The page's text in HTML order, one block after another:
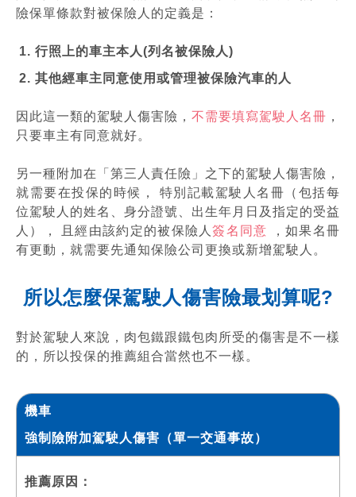
險保單條款對被保險人的定義是：
行照上的車主本人(列名被保險人)
其他經車主同意使用或管理被保險汽車的人
因此這一類的駕駛人傷害險， 不需要填寫駕駛人名冊 ，
只要車主有同意就好。
另一種附加在「第三人責任險」之下的駕駛人傷害險，
就需要在投保的時候， 特別記載駕駛人名冊（包括每
位駕駛人的姓名、身分證號、出生年月日及指定的受益
人）， 且經由該約定的被保險人簽名同意 ，如果名冊
有更動，就需要先通知保險公司更換或新增駕駛人。
所以怎麼保駕駛人傷害險最划算呢?
對於駕駛人來說，肉包鐵跟鐵包肉所受的傷害是不一樣
的，所以投保的推薦組合當然也不一樣。
機車
強制險附加駕駛人傷害（單一交通事故）
推薦原因：